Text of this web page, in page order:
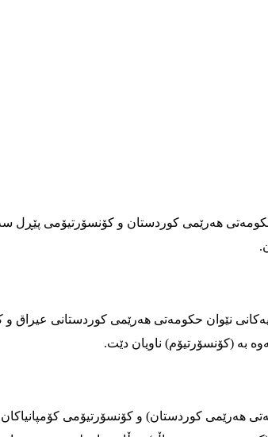
هه‌رێمى كوردستان و كۆنسۆرتیۆمى پێڕل
نێوان حكومه‌تى هه‌رێمى كوردستانى عیراق و
به‌ (كۆنسۆرتیۆم) ناویان دێت.
ساڵى 2007 (حكومه‌تى هه‌رێمى كوردستان) و كۆنسۆرتیۆمى